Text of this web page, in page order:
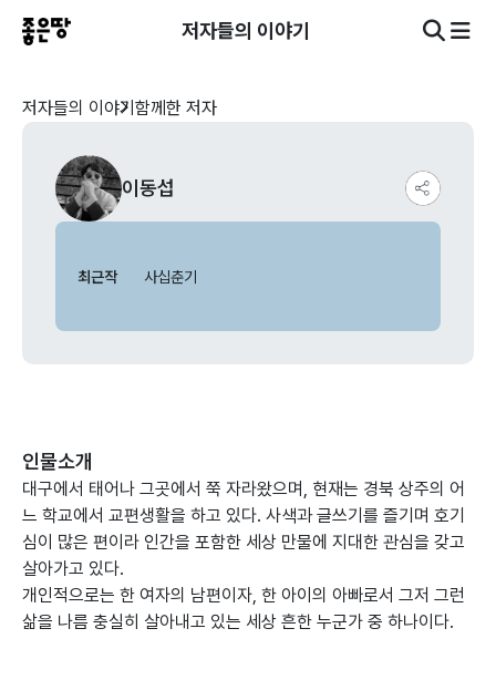
저자들의 이야기
저자들의 이야기 함께한 저자
이동섭
최근작 사십춘기
인물소개
대구에서 태어나 그곳에서 쭉 자라왔으며, 현재는 경북 상주의 어
느 학교에서 교편생활을 하고 있다. 사색과 글쓰기를 즐기며 호기
심이 많은 편이라 인간을 포함한 세상 만물에 지대한 관심을 갖고
살아가고 있다.
개인적으로는 한 여자의 남편이자, 한 아이의 아빠로서 그저 그런
삶을 나름 충실히 살아내고 있는 세상 흔한 누군가 중 하나이다.